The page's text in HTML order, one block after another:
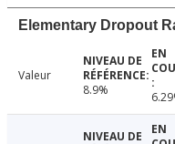
Elementary Dropout
Valeur
8.9%